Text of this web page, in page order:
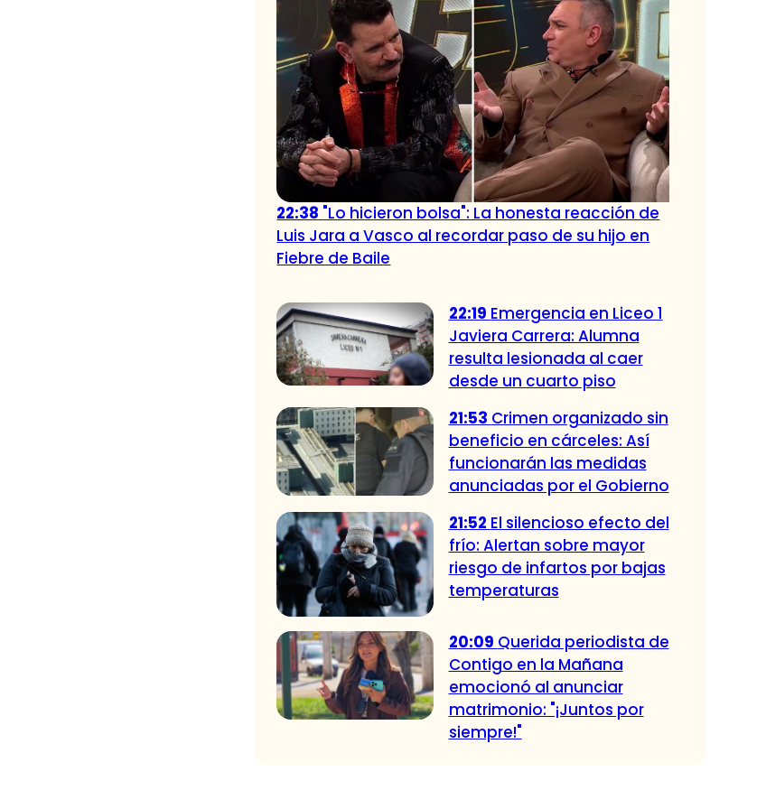
22:38 "Lo hicieron bolsa": La honesta reacción de
Luis Jara a Vasco al recordar paso de su hijo en
Fiebre de Baile
22:19 Emergencia en Liceo 1
Javiera Carrera: Alumna
resulta lesionada al caer
desde un cuarto piso
21:53 Crimen organizado sin
beneficio en cárceles: Así
funcionarán las medidas
anunciadas por el Gobierno
21:52 El silencioso efecto del
frío: Alertan sobre mayor
riesgo de infartos por bajas
temperaturas
20:09 Querida periodista de
Contigo en la Mañana
emocionó al anunciar
matrimonio: "¡Juntos por
siempre!"